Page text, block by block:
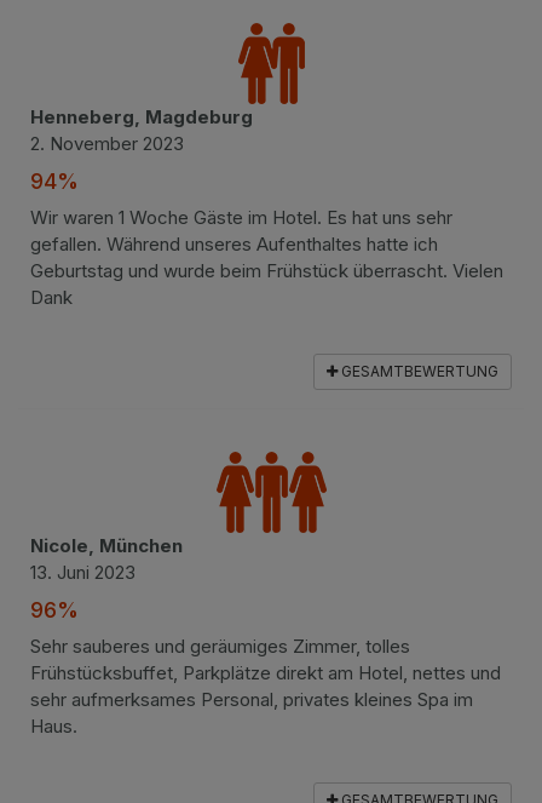
Henneberg, Magdeburg
2. November 2023
94%
Wir waren 1 Woche Gäste im Hotel. Es hat uns sehr
gefallen. Während unseres Aufenthaltes hatte ich
Geburtstag und wurde beim Frühstück überrascht. Vielen
Dank
GESAMTBEWERTUNG
Nicole, München
13. Juni 2023
96%
Sehr sauberes und geräumiges Zimmer, tolles
Frühstücksbuffet, Parkplätze direkt am Hotel, nettes und
sehr aufmerksames Personal, privates kleines Spa im
Haus.